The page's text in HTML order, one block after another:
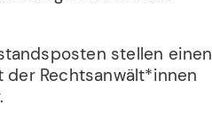
stellen einen
der Rechtsanwält*innen